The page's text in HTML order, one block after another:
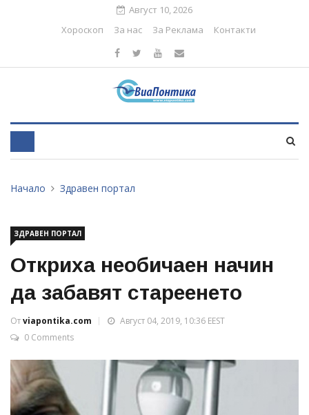
Август 10, 2026
Хороскоп
За нас За Реклама Контакти
Начало Здравен портал
ЗДРАВЕН ПОРТАЛ
Откриха необичаен начин
да забавят стареенето
Отviapontika.com
Август 04, 2019, 10:36 EEST
0 Comments